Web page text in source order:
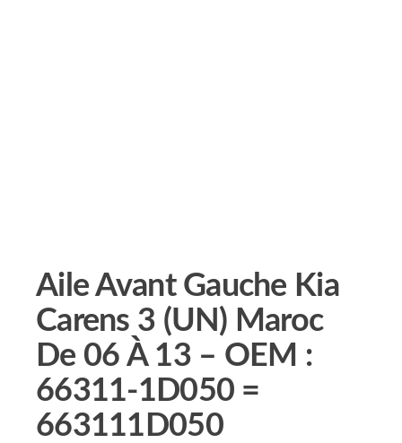
Aile Avant Gauche Kia
Carens 3 (UN) Maroc
De 06 À 13 – OEM :
66311-1D050 =
663111D050